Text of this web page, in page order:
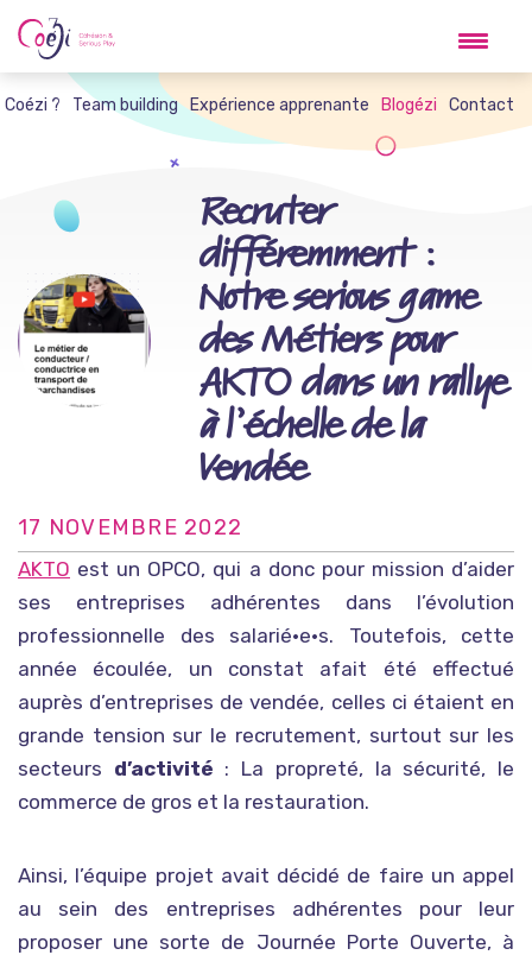
Skip
to
content
? Team building Expérience apprenante Blogézi Contact
Recruter
différemment :
Notre serious game
des Métiers pour
AKTO dans un rallye
à l’échelle de la
Vendée
17 NOVEMBRE 2022
AKTO est un OPCO, qui a donc pour mission d’aider
ses entreprises adhérentes dans l’évolution
professionnelle des salarié•e•s. Toutefois, cette
année écoulée, un constat afait été effectué
auprès d’entreprises de vendée, celles ci étaient en
grande tension sur le recrutement, surtout sur les
secteurs d’activité : La propreté, la sécurité, le
commerce de gros et la restauration.
Ainsi, l’équipe projet avait décidé de faire un appel
au sein des entreprises adhérentes pour leur
proposer une sorte de Journée Porte Ouverte, à